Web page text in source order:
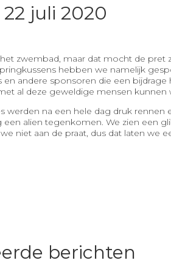
juli 2020
zwembad, maar dat mocht de
hebben we namelijk
en andere sponsoren die een
al deze geweldige mensen
werden na een hele dag druk
alien tegenkomen. We zien een
niet aan de praat, dus dat laten we
berichten